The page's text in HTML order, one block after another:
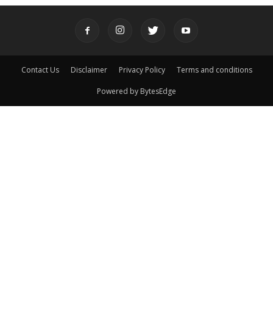
Contact Us Disclaimer Privacy Policy Terms and conditions
Powered by BytesEdge